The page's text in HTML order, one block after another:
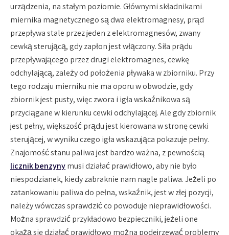
urządzenia, na stałym poziomie. Głównymi składnikami
miernika magnetycznego są dwa elektromagnesy, prąd
przepływa stale przez jeden z elektromagnesów, zwany
cewką sterującą, gdy zapłon jest włączony. Siła prądu
przepływającego przez drugi elektromagnes, cewkę
odchylającą, zależy od położenia pływaka w zbiorniku. Przy
tego rodzaju mierniku nie ma oporu w obwodzie, gdy
zbiornik jest pusty, więc zwora i igła wskaźnikowa są
przyciągane w kierunku cewki odchylającej. Ale gdy zbiornik
jest pełny, większość prądu jest kierowana w stronę cewki
sterującej, w wyniku czego igła wskazująca pokazuje pełny.
Znajomość stanu paliwa jest bardzo ważna, z pewnością
licznik benzynymusi działać prawidłowo, aby nie było
niespodzianek, kiedy zabraknie nam nagle paliwa. Jeżeli po
zatankowaniu paliwa do pełna, wskaźnik, jest w złej pozycji,
należy wówczas sprawdzić co powoduje nieprawidłowości.
Można sprawdzić przykładowo bezpieczniki, jeżeli one
okażą się działać prawidłowo można podejrzewać problemy